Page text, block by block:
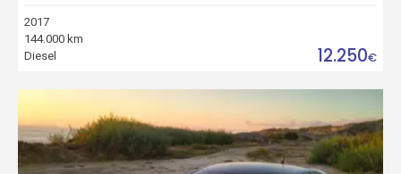
2017
144.000 km
Diesel
12.250€